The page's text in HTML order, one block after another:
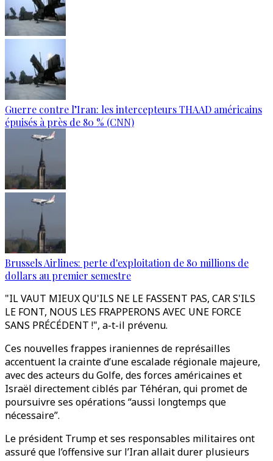
Guerre contre l’Iran: les intercepteurs THAAD américains
épuisés à près de 80 % (CNN)
Brussels Airlines: perte d'exploitation de 80 millions de
dollars au premier semestre
"IL VAUT MIEUX QU'ILS NE LE FASSENT PAS, CAR S'ILS
LE FONT, NOUS LES FRAPPERONS AVEC UNE FORCE
SANS PRÉCÉDENT !", a-t-il prévenu.
Ces nouvelles frappes iraniennes de représailles
accentuent la crainte d’une escalade régionale majeure,
avec des acteurs du Golfe, des forces américaines et
Israël directement ciblés par Téhéran, qui promet de
poursuivre ses opérations “aussi longtemps que
nécessaire”.
Le président Trump et ses responsables militaires ont
assuré que l’offensive sur l’Iran allait durer plusieurs